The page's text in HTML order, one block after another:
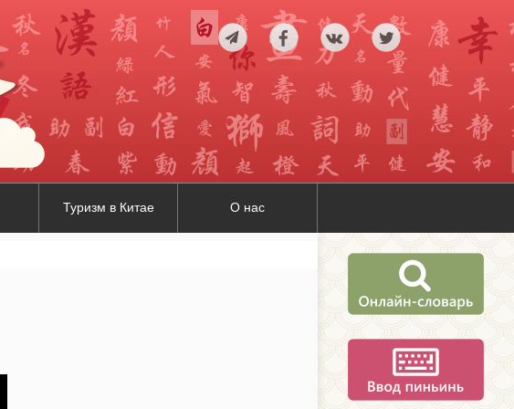
Туризм в Китае О нас